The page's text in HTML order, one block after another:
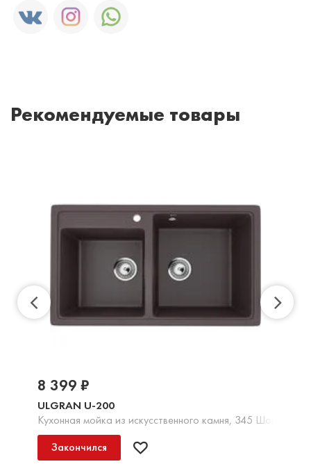
Рекомендуемые товары
ULGRAN U-200
Кухонная мойка из искусственного камня, 345 Шоколад
8 399 ₽
Закончился